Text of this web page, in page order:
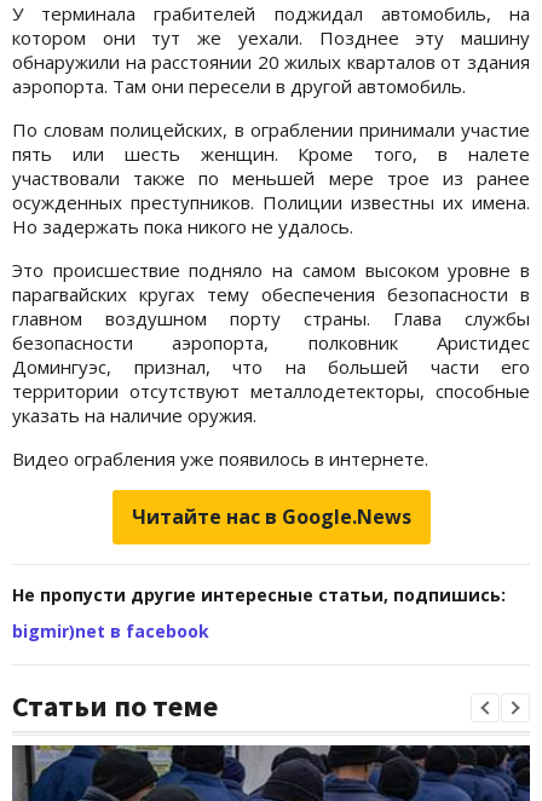
У терминала грабителей поджидал автомобиль, на
котором они тут же уехали. Позднее эту машину
обнаружили на расстоянии 20 жилых кварталов от здания
аэропорта. Там они пересели в другой автомобиль.
По словам полицейских, в ограблении принимали участие
пять или шесть женщин. Кроме того, в налете
участвовали также по меньшей мере трое из ранее
осужденных преступников. Полиции известны их имена.
Но задержать пока никого не удалось.
Это происшествие подняло на самом высоком уровне в
парагвайских кругах тему обеспечения безопасности в
главном воздушном порту страны. Глава службы
безопасности аэропорта, полковник Аристидес
Домингуэс, признал, что на большей части его
территории отсутствуют металлодетекторы, способные
указать на наличие оружия.
Видео ограбления уже появилось в интернете.
Читайте нас в Google.News
Не пропусти другие интересные статьи, подпишись:
bigmir)net в facebook
Статьи по теме